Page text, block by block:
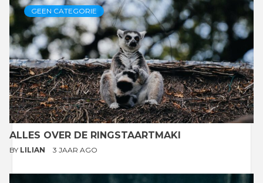
GEEN CATEGORIE
ALLES OVER DE RINGSTAARTMAKI
BY LILIAN 3 JAAR AGO